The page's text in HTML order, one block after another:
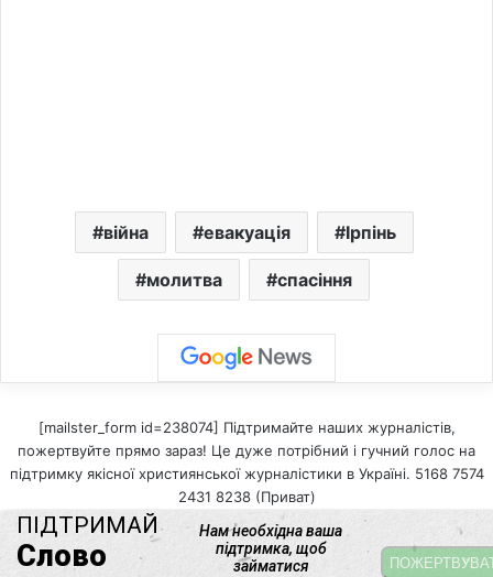
війна евакуація Ірпінь
молитва спасіння
[mailster_form id=238074] Підтримайте наших журналістів,
пожертвуйте прямо зараз! Це дуже потрібний і гучний голос на
підтримку якісної християнської журналістики в Україні. 5168 7574
2431 8238 (Приват)